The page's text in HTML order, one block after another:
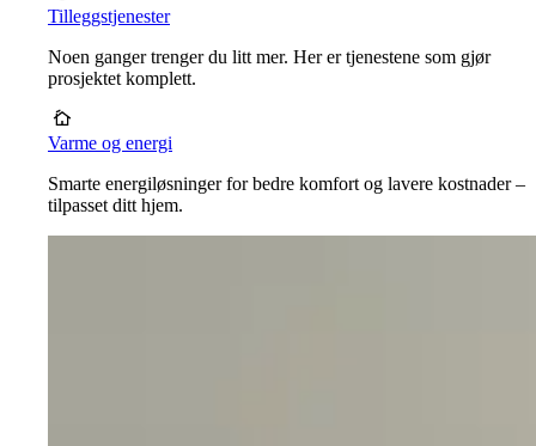
Tilleggstjenester
Noen ganger trenger du litt mer. Her er tjenestene som gjør
prosjektet komplett.
Varme og energi
Smarte energiløsninger for bedre komfort og lavere kostnader –
tilpasset ditt hjem.